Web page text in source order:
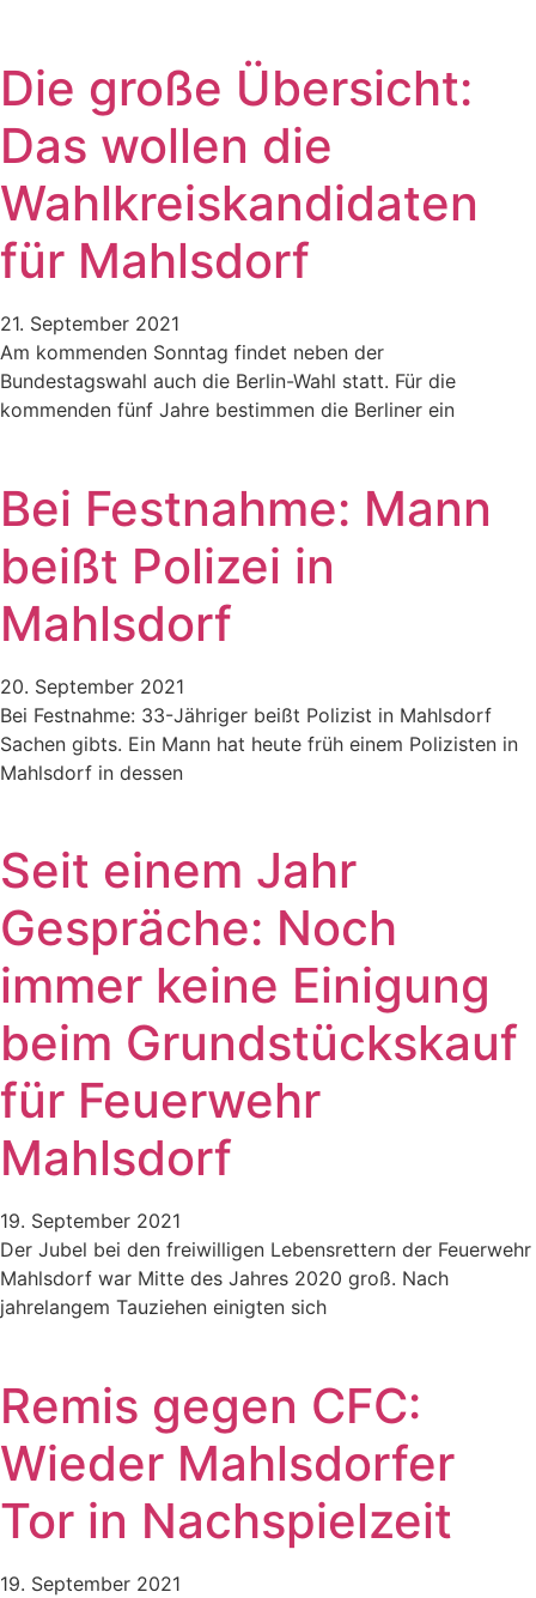
Die große Übersicht:
Das wollen die
Wahlkreiskandidaten
für Mahlsdorf​
21. September 2021
Am kommenden Sonntag findet neben der
Bundestagswahl auch die Berlin-Wahl statt. Für die
kommenden fünf Jahre bestimmen die Berliner ein
Bei Festnahme: Mann
beißt Polizei in
Mahlsdorf
20. September 2021
Bei Festnahme: 33-Jähriger beißt Polizist in Mahlsdorf
Sachen gibts. Ein Mann hat heute früh einem Polizisten in
Mahlsdorf in dessen
Seit einem Jahr
Gespräche: Noch
immer keine Einigung
beim Grundstückskauf
für Feuerwehr
Mahlsdorf
19. September 2021
Der Jubel bei den freiwilligen Lebensrettern der Feuerwehr
Mahlsdorf war Mitte des Jahres 2020 groß. Nach
jahrelangem Tauziehen einigten sich
Remis gegen CFC:
Wieder Mahlsdorfer
Tor in Nachspielzeit​
19. September 2021